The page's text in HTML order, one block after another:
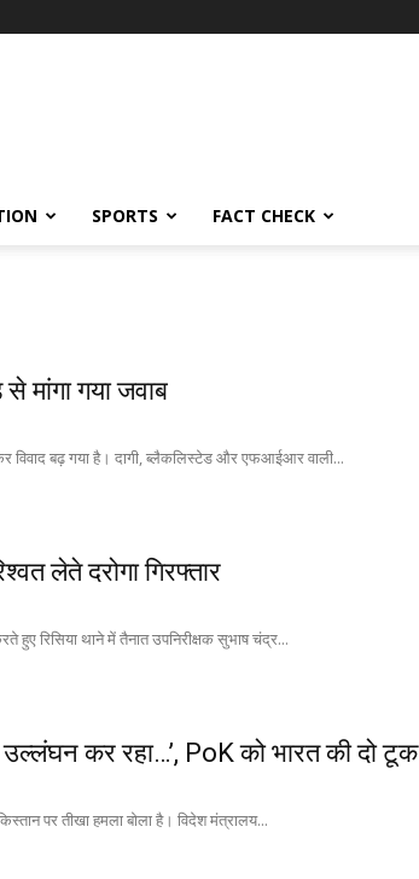
SPORTS FACT CHECK
मांगा गया जवाब
बढ़ गया है। दागी, ब्लैकलिस्टेड और एफआईआर वाली...
लेते दरोगा गिरफ्तार
हुए रिसिया थाने में तैनात उपनिरीक्षक सुभाष चंद्र...
उल्लंघन कर रहा…’, PoK को भारत की दो टूक
पर तीखा हमला बोला है। विदेश मंत्रालय...